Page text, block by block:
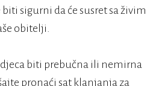
sigurni da će susret sa živim
obitelji.
biti prebučna ili nemirna
pronaći sat klanjanja za